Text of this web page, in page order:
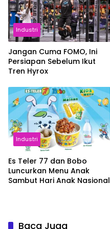
Industri
Jangan Cuma FOMO, Ini
Persiapan Sebelum Ikut
Tren Hyrox
Industri
Es Teler 77 dan Bobo
Luncurkan Menu Anak
Sambut Hari Anak Nasional
Baca Juga